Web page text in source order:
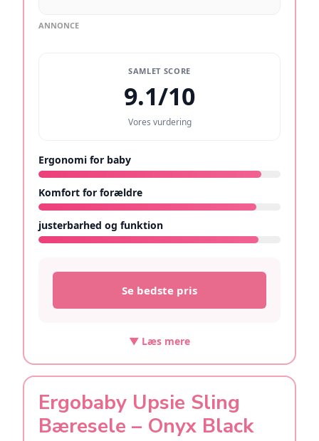
ANNONCE
SAMLET SCORE
9.1/10
Vores vurdering
Ergonomi for baby
Komfort for forældre
justerbarhed og funktion
Se bedste pris
▼ Læs mere
Ergobaby Upsie Sling
Bæresele – Onyx Black